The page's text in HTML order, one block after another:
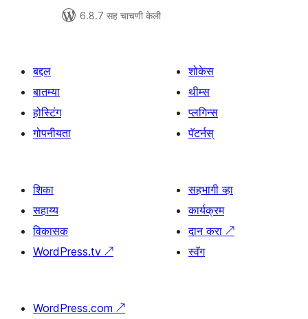
6.8.7 सह चाचणी केली
बद्दल
बातम्या
होस्टिंग
गोपनीयता
शोकेस
थीम्स
प्लगिन्स
पॅटर्नस्
शिका
सहाय्य
विकासक
WordPress.tv ↗
सहभागी व्हा
कार्यक्रम
दान करा ↗
स्वॅग
WordPress.com ↗